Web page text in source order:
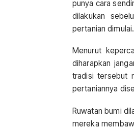
punya cara
dilakukan
pertanian dimulai.
Menurut
diharapkan
tradisi tersebut
pertaniannya
Ruwatan bumi
mereka